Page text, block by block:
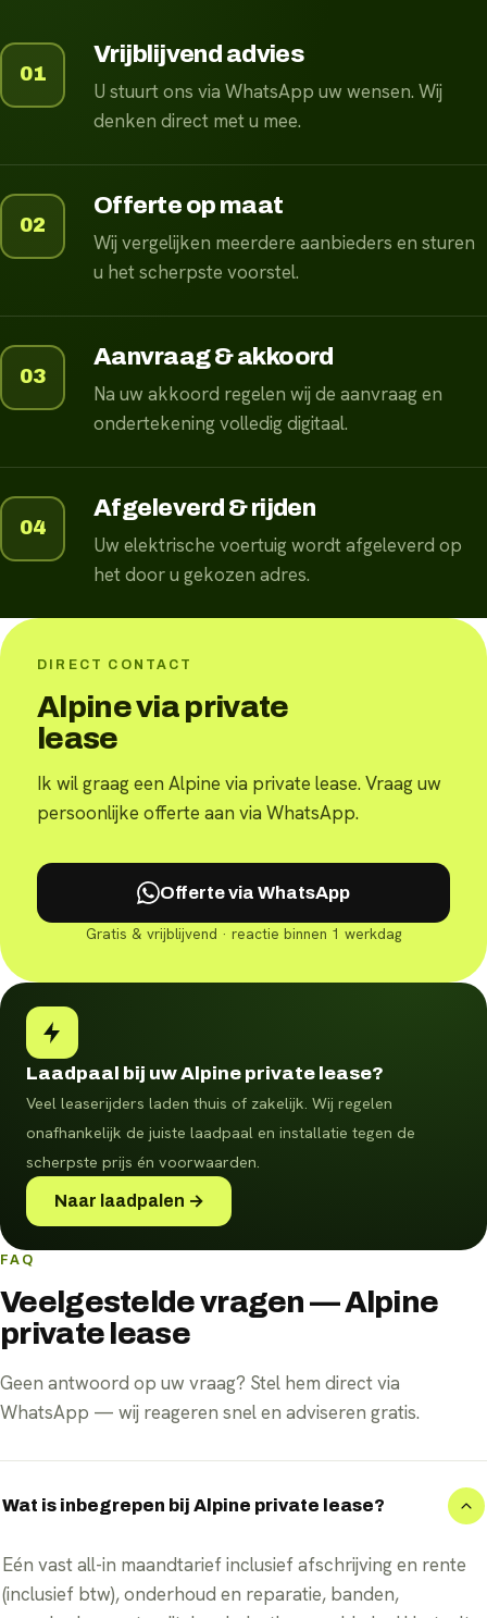
01
Vrijblijvend advies
U stuurt ons via WhatsApp uw wensen. Wij
denken direct met u mee.
02
Offerte op maat
Wij vergelijken meerdere aanbieders en sturen
u het scherpste voorstel.
03
Aanvraag & akkoord
Na uw akkoord regelen wij de aanvraag en
ondertekening volledig digitaal.
04
Afgeleverd & rijden
Uw elektrische voertuig wordt afgeleverd op
het door u gekozen adres.
DIRECT CONTACT
Alpine via private
lease
Ik wil graag een Alpine via private lease. Vraag uw
persoonlijke offerte aan via WhatsApp.
Offerte via WhatsApp
Gratis & vrijblijvend · reactie binnen 1 werkdag
Laadpaal bij uw Alpine private lease?
Veel leaserijders laden thuis of zakelijk. Wij regelen
onafhankelijk de juiste laadpaal en installatie tegen de
scherpste prijs én voorwaarden.
Naar laadpalen →
FAQ
Veelgestelde vragen — Alpine
private lease
Geen antwoord op uw vraag? Stel hem direct via
WhatsApp — wij reageren snel en adviseren gratis.
Wat is inbegrepen bij Alpine private lease?
Eén vast all-in maandtarief inclusief afschrijving en rente
(inclusief btw), onderhoud en reparatie, banden,